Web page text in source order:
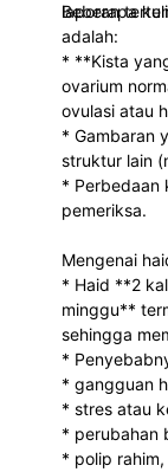
laporan
Beberapa
adalah:
* **Kista
ovarium
ovulasi atau
* Gambaran
struktur lain
* Perbedaan
pemeriksa.
Mengenai
* Haid **2
minggu**
sehingga
*
* gangguan
* stres atau
* perubahan
* polip rahim,